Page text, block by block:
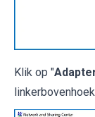
Klik op "